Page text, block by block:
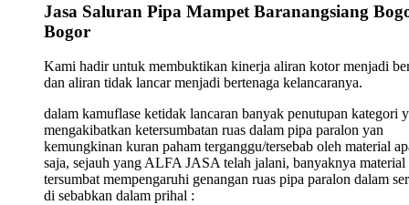
Jasa Saluran Pipa Mampet Baranangsiang
Bogor
Kami hadir untuk membuktikan kinerja aliran kotor menjadi
dan aliran tidak lancar menjadi bertenaga kelancaranya.
dalam kamuflase ketidak lancaran banyak penutupan kategori
mengakibatkan ketersumbatan ruas dalam pipa paralon yan
kemungkinan kuran paham terganggu/tersebab oleh material
saja, sejauh yang ALFA JASA telah jalani, banyaknya material
tersumbat mempengaruhi genangan ruas pipa paralon dalam
di sebabkan dalam prihal :